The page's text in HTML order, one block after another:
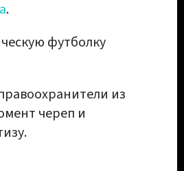
.
футболку
из
череп и